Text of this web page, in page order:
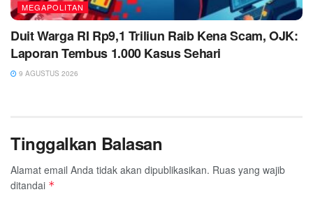
MEGAPOLITAN
Duit Warga RI Rp9,1 Triliun Raib Kena Scam, OJK:
Laporan Tembus 1.000 Kasus Sehari
9 AGUSTUS 2026
Tinggalkan Balasan
Alamat email Anda tidak akan dipublikasikan. Ruas yang wajib
ditandai *